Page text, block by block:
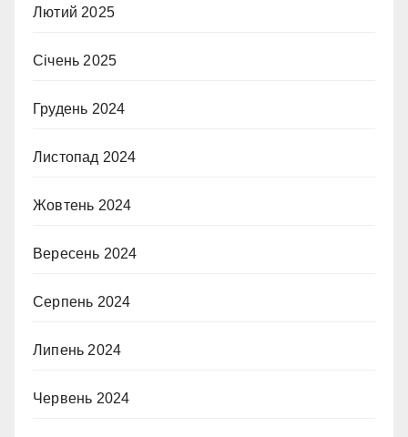
Лютий 2025
Січень 2025
Грудень 2024
Листопад 2024
Жовтень 2024
Вересень 2024
Серпень 2024
Липень 2024
Червень 2024